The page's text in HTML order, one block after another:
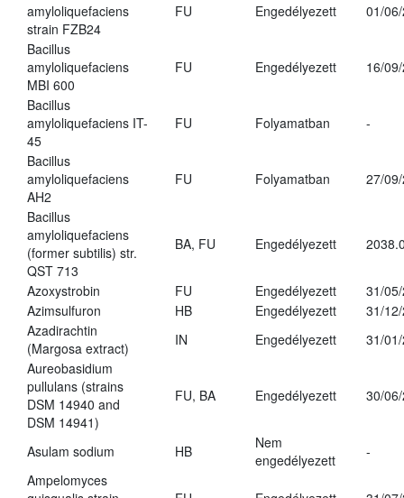
amyloliquefaciens
strain FZB24
FU Engedélyezett 01/
Bacillus
amyloliquefaciens
MBI 600
FU Engedélyezett 16/
Bacillus
amyloliquefaciens IT-
45
FU Folyamatban -
Bacillus
amyloliquefaciens
AH2
FU Folyamatban 27/
Bacillus
amyloliquefaciens
(former subtilis) str.
QST 713
BA, FU Engedélyezett
Azoxystrobin FU Engedélyezett
31/
Azimsulfuron
HB Engedélyezett
31/
Azadirachtin
(Margosa extract)
IN Engedélyezett
31/
Aureobasidium
pullulans (strains
DSM 14940 and
DSM 14941)
FU, BA Engedélyezett 30/
Asulam sodium HB
Nem
engedélyezett
-
Ampelomyces